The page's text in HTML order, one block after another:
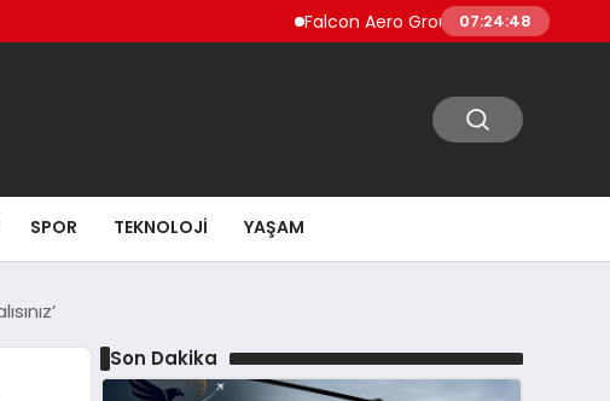
Falcon Aero Group, Küresel Havacılık
07:24:49
SPOR TEKNOLOJI YAŞAM
Son Dakika